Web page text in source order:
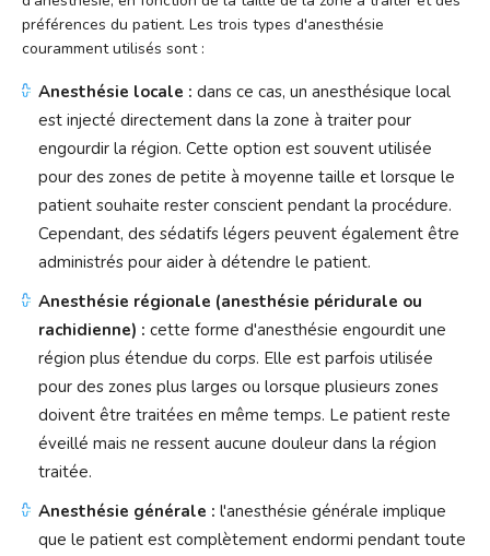
préférences du patient. Les trois types d'anesthésie
couramment utilisés sont :
Anesthésie locale : dans ce cas, un anesthésique local
est injecté directement dans la zone à traiter pour
engourdir la région. Cette option est souvent utilisée
pour des zones de petite à moyenne taille et lorsque le
patient souhaite rester conscient pendant la procédure.
Cependant, des sédatifs légers peuvent également être
administrés pour aider à détendre le patient.
Anesthésie régionale (anesthésie péridurale ou
rachidienne) : cette forme d'anesthésie engourdit une
région plus étendue du corps. Elle est parfois utilisée
pour des zones plus larges ou lorsque plusieurs zones
doivent être traitées en même temps. Le patient reste
éveillé mais ne ressent aucune douleur dans la région
traitée.
Anesthésie générale : l'anesthésie générale implique
que le patient est complètement endormi pendant toute